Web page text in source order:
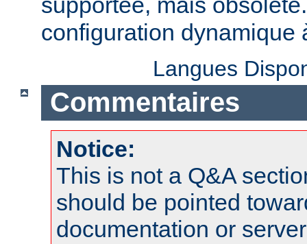
configuration dynamique
Langues
Commentaires
Notice:
This is not a Q&A
should be pointed
documentation or